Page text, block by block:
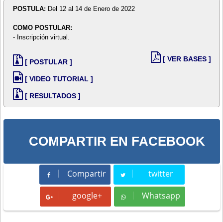
POSTULA: Del 12 al 14 de Enero de 2022
COMO POSTULAR:
- Inscripción virtual.
[ POSTULAR ]
[ VIDEO TUTORIAL ]
[ RESULTADOS ]
[ VER BASES ]
COMPARTIR EN FACEBOOK
Compartir
Compartir twitter
Tweet
google+ Whatsapp
Whatsapp